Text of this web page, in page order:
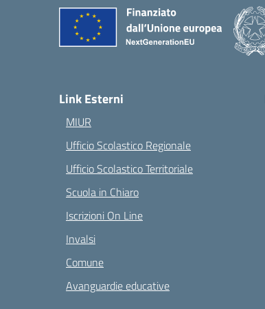
Link Esterni
MIUR
Ufficio Scolastico Regionale
Ufficio Scolastico Territoriale
Scuola in Chiaro
Iscrizioni On Line
Invalsi
Comune
Avanguardie educative